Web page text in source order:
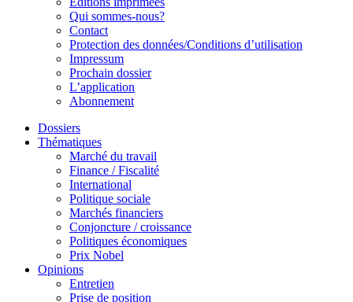
Qui sommes-nous?
Contact
Protection des données/Conditions d’utilisation
Impressum
Prochain dossier
L’application
Abonnement
Dossiers
Thématiques
Marché du travail
Finance / Fiscalité
International
Politique sociale
Marchés financiers
Conjoncture / croissance
Politiques économiques
Prix Nobel
Opinions
Entretien
Prise de position